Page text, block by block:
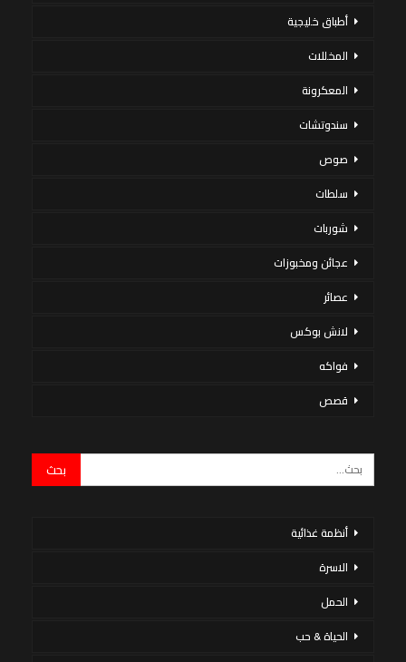
أطباق خليجية
المخللات
المعكرونة
سندوتشات
صوص
سلطات
شوربات
عجائن ومخبوزات
عصائر
لانش بوكس
فواكه
قصص
أنظمة غذائية
الاسرة
الحمل
الحياة & حب